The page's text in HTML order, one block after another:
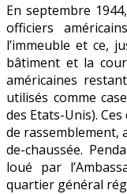
En septembre
officiers
l’immeuble et ce,
bâtiment et la
américaines
utilisés comme
des Etats-Unis).
de rassemblement,
de-chaussée.
loué par
quartier général